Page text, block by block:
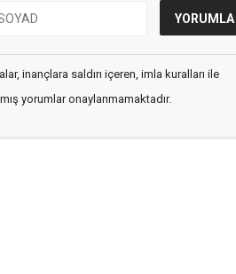
inançlara saldırı içeren, imla kuralları ile
yorumlar onaylanmamaktadır.